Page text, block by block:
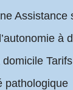
Assistance
à
Tarifs
pathologique